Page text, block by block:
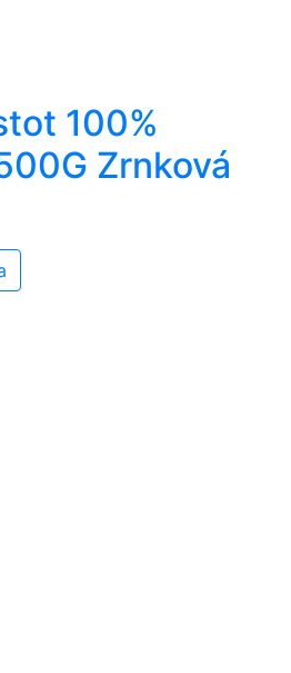
100%
Zrnková